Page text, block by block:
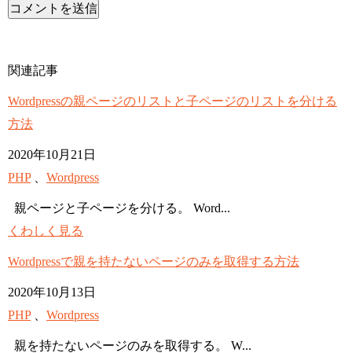
関連記事
Wordpressの親ページのリストと子ページのリストを分ける
方法
2020年10月21日
PHP、 Wordpress
親ページと子ページを分ける。 Word...
くわしく見る
Wordpressで親を持たないページのみを取得する方法
2020年10月13日
PHP、 Wordpress
親を持たないページのみを取得する。 W...